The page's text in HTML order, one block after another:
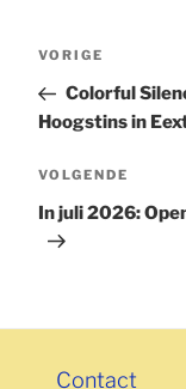
Bericht
Vorig
bericht
VORIGE
Colorful
Hoogstins in
Volgend
bericht
VOLGENDE
In juli 2026:
Contact